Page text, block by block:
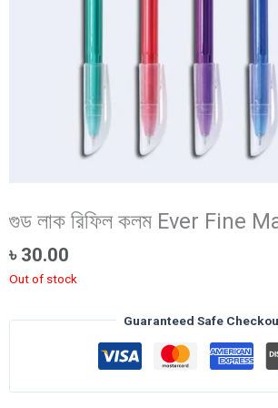
গুড লাক রিফিল কলম Ever Fine
৳ 30.00
Out of stock
Guaranteed Safe